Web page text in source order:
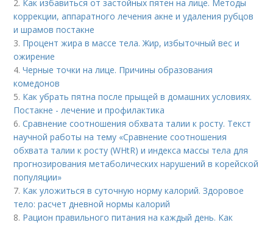
2. Как избавиться от застойных пятен на лице. Методы
коррекции, аппаратного лечения акне и удаления рубцов
и шрамов постакне
3. Процент жира в массе тела. Жир, избыточный вес и
ожирение
4.Черные точки на лице. Причины образования
комедонов
5. Как убрать пятна после прыщей в домашних условиях.
Постакне - лечение и профилактика
6.Сравнение соотношения обхвата талии к росту. Текст
научной работы на тему «Сравнение соотношения
обхвата талии к росту (WHtR) и индекса массы тела для
прогнозирования метаболических нарушений в корейской
популяции»
7. Как уложиться в суточную норму калорий. Здоровое
тело: расчет дневной нормы калорий
8. Рацион правильного питания на каждый день. Как